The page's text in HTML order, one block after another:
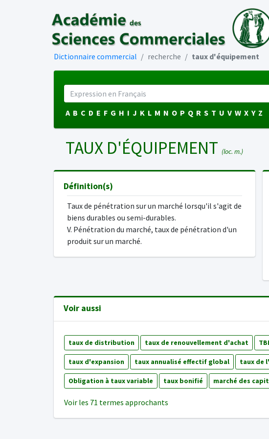
Dictionnaire commercial recherche taux d'équipement
A B C D E F G H I J K L M N O P Q R S T U V W X Y Z
TAUX D'ÉQUIPEMENT (loc. m.)
Définition(s)
Taux de pénétration sur un marché lorsqu'il s'agit de
biens durables ou semi-durables.
V. Pénétration du marché, taux de pénétration d'un
produit sur un marché.
Voir aussi
taux de distribution taux de renouvellement d'achat
taux d'expansion taux annualisé effectif global taux de
Obligation à taux variable taux bonifié marché des
Voir les 71 termes approchants